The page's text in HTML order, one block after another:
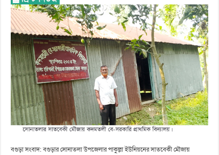
বগুড়া সংবাদ: বগুড়ার সোনাতলা উপজেলার পাকুল্লা ইউনিয়নের সাতবেকী মৌজায়